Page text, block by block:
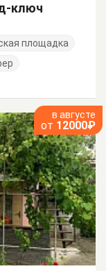
ключ
площадка
в августе
от 12000₽